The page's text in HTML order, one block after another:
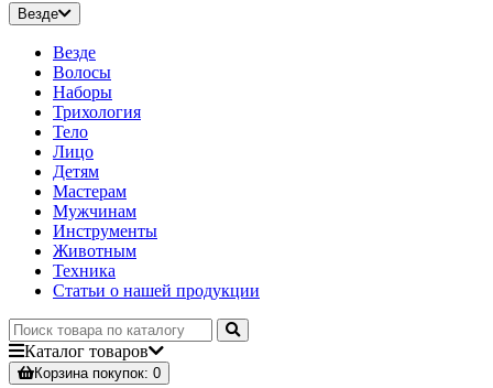
Везде
Везде
Волосы
Наборы
Трихология
Тело
Лицо
Детям
Мастерам
Мужчинам
Инструменты
Животным
Техника
Статьи о нашей продукции
Каталог товаров
Корзинапокупок: 0